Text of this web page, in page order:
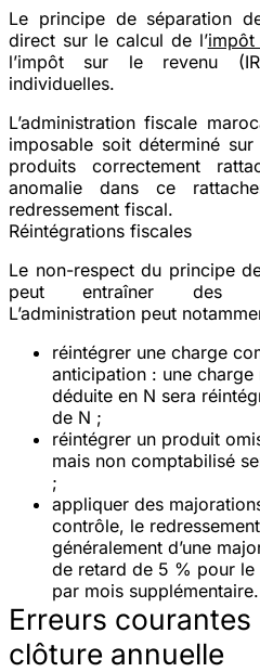
Le principe de séparation
direct sur le calcul de l’impôt
l’impôt sur le revenu
individuelles.
L’administration fiscale
imposable soit déterminé
produits correctement
anomalie dans ce
redressement fiscal.
Réintégrations fiscales
Le non-respect du principe
peut entraîner des
L’administration peut
réintégrer une charge
anticipation : une charge
déduite en N sera
de N ;
réintégrer un produit
mais non comptabilisé
;
appliquer des
contrôle, le
généralement d’une
de retard de 5 % pour
par mois supplémentaire.
Erreurs courantes
clôture annuelle